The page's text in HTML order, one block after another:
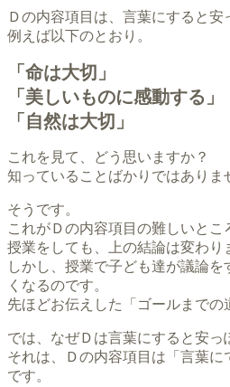
Ｄの内容項目は、言葉にすると安
例えば以下のとおり。
「命は大切」
「美しいものに感動する」
「自然は大切」
これを見て、どう思いますか？
知っていることばかりではありま
そうです。
これがＤの内容項目の難しいとこ
授業をしても、上の結論は変わり
しかし、授業で子ども達が議論
くなるのです。
先ほどお伝えした「ゴールまでの
では、なぜＤは言葉にすると安っ
それは、Ｄの内容項目は「言葉
です。